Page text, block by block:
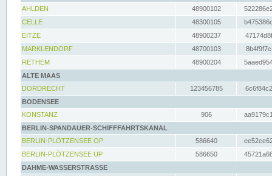
AHLDEN
48900102
CELLE
48300105
EITZE
48900237
MARKLENDORF
48700103
RETHEM
48900204
ALTE MAAS
DORDRECHT
123456785
BODENSEE
KONSTANZ
906
BERLIN-SPANDAUER-SCHIFFFAHRTSKANAL
BERLIN-PLÖTZENSEE OP
586640
BERLIN-PLÖTZENSEE UP
586650
DAHME-WASSERSTRASSE